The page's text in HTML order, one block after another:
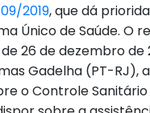
2019, que dá
Único de Saúde.
de 26 de dezembro
Gadelha (PT-RJ),
o Controle